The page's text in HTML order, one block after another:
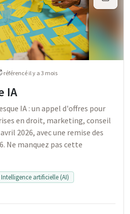
·référencé il y a 3 mois
IA
IA : un appel d'offres pour
en droit, marketing, conseil
2026, avec une remise des
Ne manquez pas cette
Intelligence artificielle (AI)